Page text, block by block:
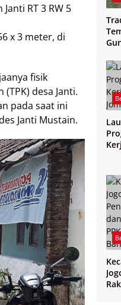
RT 3 RW 5
x 3 meter, di
fisik
desa Janti.
pada saat ini
Janti Mustain.